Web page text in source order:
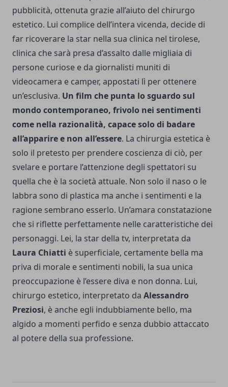
pubblicità, ottenuta grazie all’aiuto del chirurgo
estetico. Lui complice dell’intera vicenda, decide di
far ricoverare la star nella sua clinica nel tirolese,
clinica che sarà presa d’assalto dalle migliaia di
persone curiose e da giornalisti muniti di
videocamera e camper, appostati lì per ottenere
un’esclusiva. Un film che punta lo sguardo sul
mondo contemporaneo, frivolo nei sentimenti
come nella razionalità, capace solo di badare
all’apparire e non all’essere. La chirurgia estetica è
solo il pretesto per prendere coscienza di ciò, per
svelare e portare l’attenzione degli spettatori su
quella che è la società attuale. Non solo il naso o le
labbra sono di plastica ma anche i sentimenti e la
ragione sembrano esserlo. Un’amara constatazione
che si riflette perfettamente nelle caratteristiche dei
personaggi. Lei, la star della tv, interpretata da
Laura Chiatti è superficiale, certamente bella ma
priva di morale e sentimenti nobili, la sua unica
preoccupazione è l’essere diva e non donna. Lui,
chirurgo estetico, interpretato da Alessandro
Preziosi, è anche egli indubbiamente bello, ma
algido a momenti perfido e senza dubbio attaccato
al potere della sua professione.